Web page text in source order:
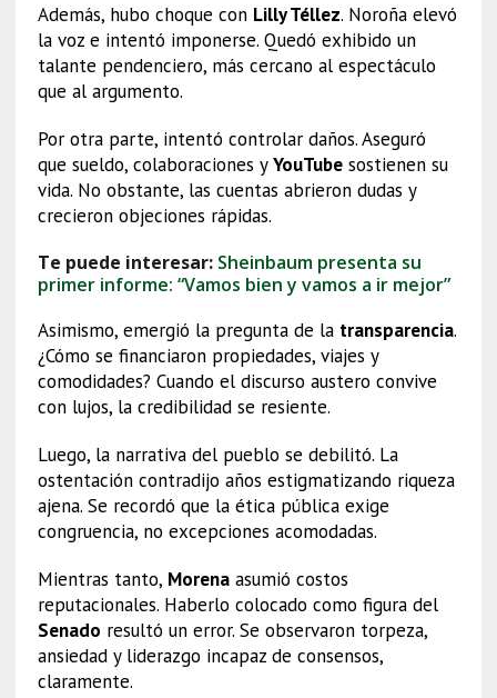
Además, hubo choque con Lilly Téllez. Noroña elevó
la voz e intentó imponerse. Quedó exhibido un
talante pendenciero, más cercano al espectáculo
que al argumento.
Por otra parte, intentó controlar daños. Aseguró
que sueldo, colaboraciones yYouTubesostienen su
vida. No obstante, las cuentas abrieron dudas y
crecieron objeciones rápidas.
Te puede interesar: Sheinbaum presenta su
primer informe: “Vamos bien y vamos a ir mejor”
Asimismo, emergió la pregunta de la transparencia.
¿Cómo se financiaron propiedades, viajes y
comodidades? Cuando el discurso austero convive
con lujos, la credibilidad se resiente.
Luego, la narrativa del pueblo se debilitó. La
ostentación contradijo años estigmatizando riqueza
ajena. Se recordó que la ética pública exige
congruencia, no excepciones acomodadas.
Mientras tanto, Morenaasumió costos
reputacionales. Haberlo colocado como figura del
Senado resultó un error. Se observaron torpeza,
ansiedad y liderazgo incapaz de consensos,
claramente.